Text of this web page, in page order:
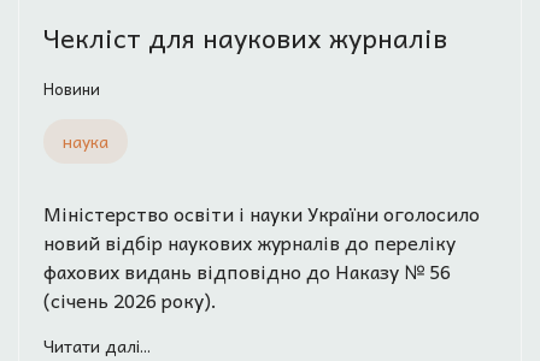
Чекліст для наукових журналів
Новини
наука
Міністерство освіти і науки України оголосило
новий відбір наукових журналів до переліку
фахових видань відповідно до Наказу № 56
(січень 2026 року).
Читати далі...